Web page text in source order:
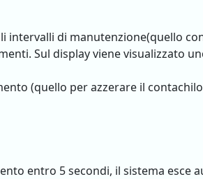
intervalli di manutenzione(quello
Sul display viene visualizzato uno
(quello per azzerare il
entro 5 secondi, il sistema esce